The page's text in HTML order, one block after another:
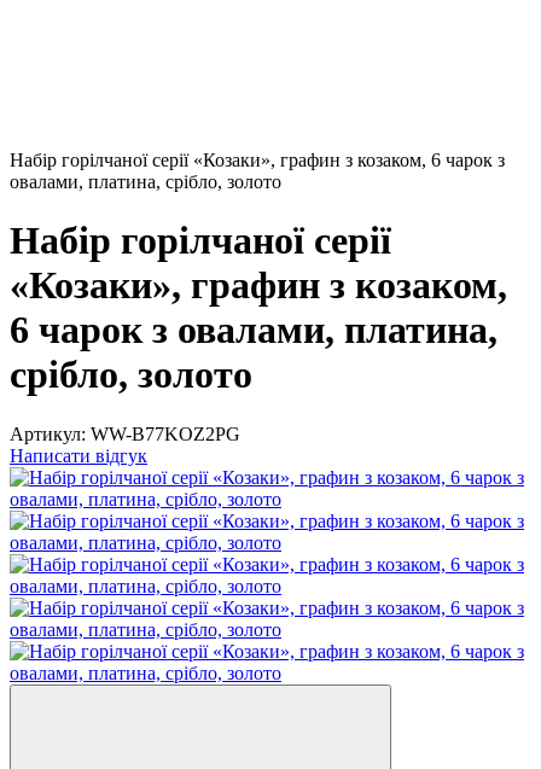
Набір горілчаної серії «Козаки», графин з козаком, 6 чарок з
овалами, платина, срібло, золото
Набір горілчаної серії
«Козаки», графин з козаком,
6 чарок з овалами, платина,
срібло, золото
Артикул: WW-B77KOZ2PG
Написати відгук